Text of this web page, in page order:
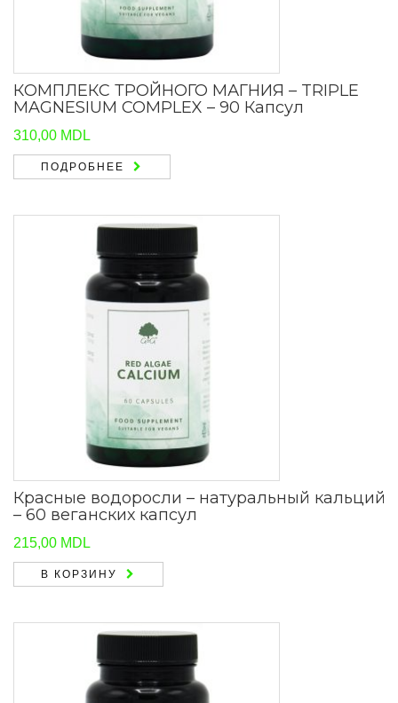
КОМПЛЕКС ТРОЙНОГО МАГНИЯ – TRIPLE
MAGNESIUM COMPLEX – 90 Капсул
310,00 MDL
ПОДРОБНЕЕ
Красные водоросли – натуральный кальций
– 60 веганских капсул
215,00 MDL
В КОРЗИНУ